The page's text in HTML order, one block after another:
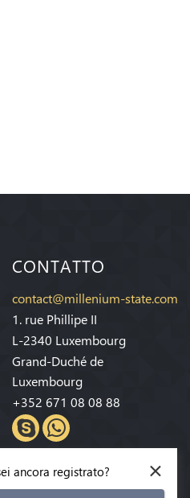
CONTATTO
contact@millenium-state.com
1. rue Phillipe II
L-2340 Luxembourg
Grand-Duché de
Luxembourg
+352 671 08 08 88
×
ancora registrato?